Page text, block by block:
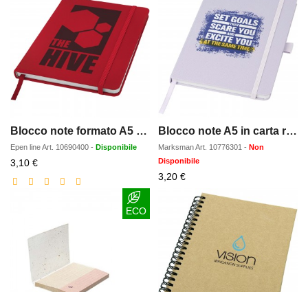
Blocco note formato A5 con copertina rigida Spectrum
Epen lineArt. 10690400 - Disponibile
3,10 €Prezzo
scontato
Blocco note A5 in carta riciclata con cover in PET riciclato Honua
MarksmanArt. 10776301 - Non
Disponibile
3,20 €Prezzo
ECO